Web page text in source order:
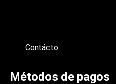
Contácto
Métodos de pagos